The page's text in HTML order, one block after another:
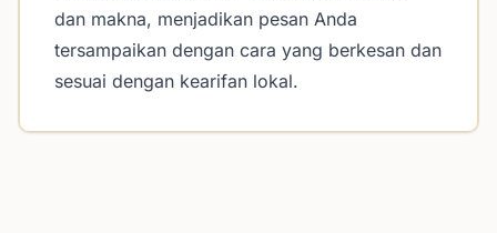
dan makna, menjadikan pesan Anda
tersampaikan dengan cara yang berkesan dan
sesuai dengan kearifan lokal.